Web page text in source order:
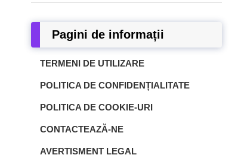
Pagini de informații
TERMENI DE UTILIZARE
POLITICA DE CONFIDENȚIALITATE
POLITICA DE COOKIE-URI
CONTACTEAZĂ-NE
AVERTISMENT LEGAL